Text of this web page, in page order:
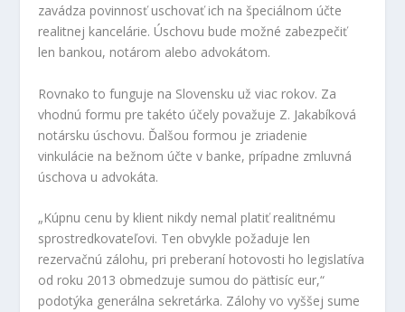
zavádza povinnosť uschovať ich na špeciálnom účte
realitnej kancelárie. Úschovu bude možné zabezpečiť
len bankou, notárom alebo advokátom.
Rovnako to funguje na Slovensku už viac rokov. Za
vhodnú formu pre takéto účely považuje Z. Jakabíková
notársku úschovu. Ďalšou formou je zriadenie
vinkulácie na bežnom účte v banke, prípadne zmluvná
úschova u advokáta.
„Kúpnu cenu by klient nikdy nemal platiť realitnému
sprostredkovateľovi. Ten obvykle požaduje len
rezervačnú zálohu, pri preberaní hotovosti ho legislatíva
od roku 2013 obmedzuje sumou do päťtisíc eur,“
podotýka generálna sekretárka. Zálohy vo vyššej sume